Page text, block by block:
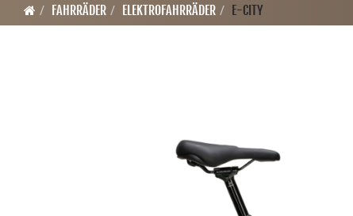
FAHRRÄDER
ELEKTROFAHRRÄDER E-CITY